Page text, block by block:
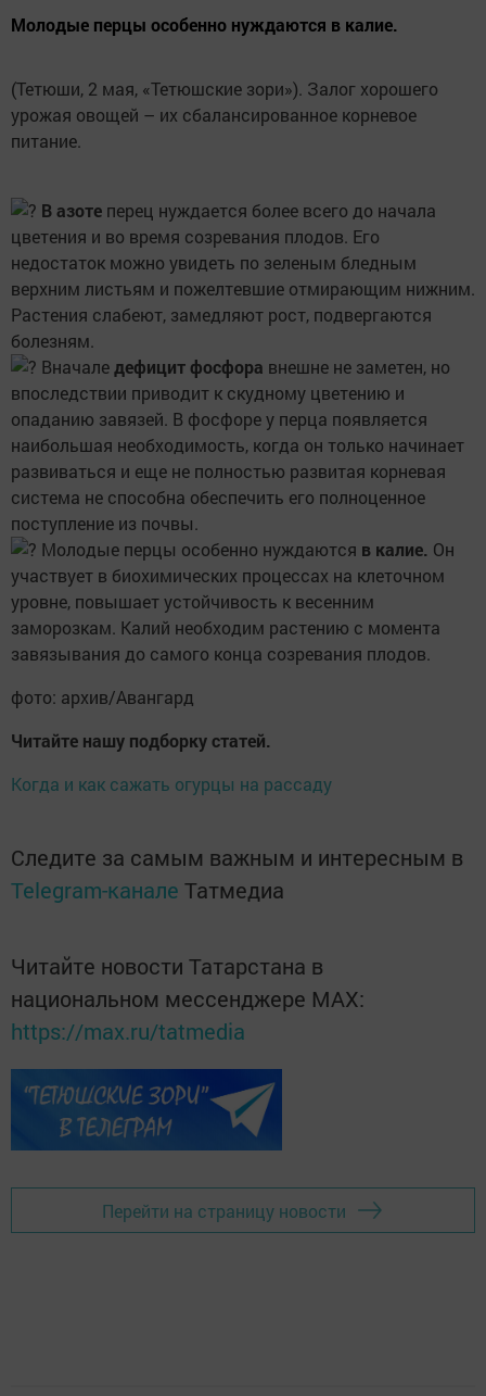
Молодые перцы особенно нуждаются в калие.
(Тетюши, 2 мая, «Тетюшские зори»). Залог хорошего
урожая овощей – их сбалансированное корневое
питание.
В азоте перец нуждается более всего до начала
цветения и во время созревания плодов. Его
недостаток можно увидеть по зеленым бледным
верхним листьям и пожелтевшие отмирающим нижним.
Растения слабеют, замедляют рост, подвергаются
болезням.
Вначаледефицит фосфора внешне не заметен, но
впоследствии приводит к скудному цветению и
опаданию завязей. В фосфоре у перца появляется
наибольшая необходимость, когда он только начинает
развиваться и еще не полностью развитая корневая
система не способна обеспечить его полноценное
поступление из почвы.
Молодые перцы особенно нуждаются в калие. Он
участвует в биохимических процессах на клеточном
уровне, повышает устойчивость к весенним
заморозкам. Калий необходим растению с момента
завязывания до самого конца созревания плодов.
фото: архив/Авангард
Читайте нашу подборку статей.
Когда и как сажать огурцы на рассаду
Следите за самым важным и интересным в
Telegram-канале Татмедиа
Читайте новости Татарстана в
национальном мессенджере MАХ:
https://max.ru/tatmedia
Перейти на страницу новости